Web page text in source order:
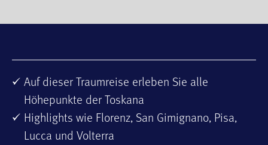
Auf dieser Traumreise erleben Sie alle
Höhepunkte der Toskana
Highlights wie Florenz, San Gimignano, Pisa,
Lucca und Volterra